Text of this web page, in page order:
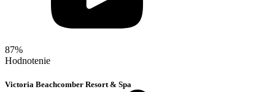
87%
Hodnotenie
Victoria Beachcomber Resort & Spa